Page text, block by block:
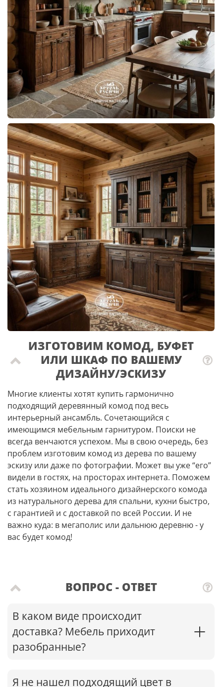
ИЗГОТОВИМ КОМОД, БУФЕТ
ИЛИ ШКАФ ПО ВАШЕМУ
ДИЗАЙНУ/ЭСКИЗУ
Многие клиенты хотят купить гармонично
подходящий деревянный комод под весь
интерьерный ансамбль. Сочетающийся с
имеющимся мебельным гарнитуром. Поиски не
всегда венчаются успехом. Мы в свою очередь, без
проблем изготовим комод из дерева по вашему
эскизу или даже по фотографии. Может вы уже “его”
видели в гостях, на просторах интернета. Поможем
стать хозяином идеального дизайнерского комода
из натурального дерева для спальни, кухни быстро,
с гарантией и с доставкой по всей России. И не
важно куда: в мегаполис или дальнюю деревню - у
вас будет комод!
ВОПРОС - ОТВЕТ
В каком виде происходит
доставка? Мебель приходит
разобранные?
Я не нашел подходящий цвет в